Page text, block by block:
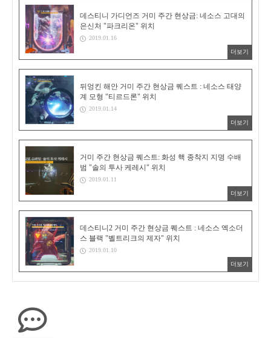
데스티니 가디언즈 거미 주간 현상금: 네소스 고대의
은신처 "파크리온" 위치
2019.01.16
더보기
뒤엉킨 해안 거미 주간 현상금 퀘스트 : 네소스 태양
계 모형 "티르드론" 위치
2019.01.14
더보기
거미 주간 현상금 퀘스트: 화성 핵 종착지 지명 수배
범 "솔의 투사 케레시" 위치
2019.01.11
더보기
데스티니2 거미 주간 현상금 퀘스트 : 네소스 엑소더
스 블랙 "벨트리크의 제자" 위치
2019.01.10
더보기